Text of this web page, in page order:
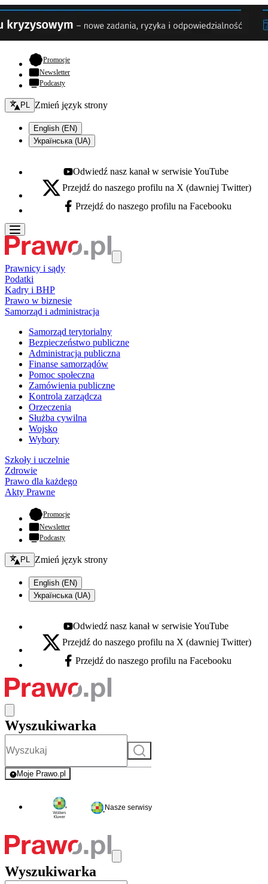
Promocje- otwiera się w nowej karcie
Newsletter
Podcasty
Zmień język - bieżący:
PL Zmień język strony
English (EN)
Українська (UA)
Youtube - otwiera się w nowej karcie
Odwiedź nasz kanał w serwisie YouTube
X - otwiera się w nowej karcie
Przejdź do naszego profilu na X (dawniej Twitter)
Facebook - otwiera się w nowej karcie
Przejdź do naszego profilu na Facebooku
Prawnicy i sądy
Podatki
Kadry i BHP
Prawo w biznesie
Samorząd i administracja
Samorząd terytorialny
Bezpieczeństwo publiczne
Administracja publiczna
Finanse samorządów
Pomoc społeczna
Zamówienia publiczne
Kontrola zarządcza
Orzeczenia
Służba cywilna
Wojsko
Wybory
Szkoły i uczelnie
Zdrowie
Prawo dla każdego
Akty Prawne
Promocje- otwiera się w nowej karcie
Newsletter
Podcasty
Zmień język - bieżący:
PL Zmień język strony
English (EN)
Українська (UA)
Youtube - otwiera się w nowej karcie
Odwiedź nasz kanał w serwisie YouTube
X - otwiera się w nowej karcie
Przejdź do naszego profilu na X (dawniej Twitter)
Facebook - otwiera się w nowej karcie
Przejdź do naszego profilu na Facebooku
Wyszukiwarka
Szukaj
Moje Prawo.pl
- rejestracja i logowanie do serwisu
Nasze serwisy
Wyszukiwarka